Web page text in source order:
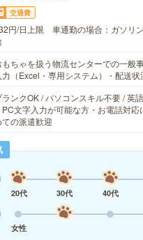
交通費
円/日上限 車通勤の場合：ガソリ
もちゃを扱う物流センターでの一般
力（Excel・専用システム）・配送
ランクOK / パソコンスキル不要 / 英
PC文字入力が可能な方・お電話対
ての派遣歓迎
20代
30代 40代
女性